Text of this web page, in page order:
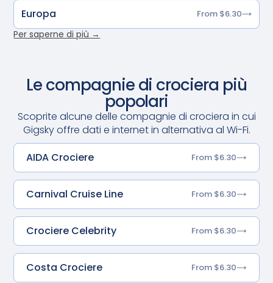
Europa From $6.30
Per saperne di più →
Le compagnie di crociera più
popolari
Scoprite alcune delle compagnie di crociera in cui
Gigsky offre dati e internet in alternativa al Wi-Fi.
AIDA Crociere
From $6.30
Carnival Cruise Line From $6.30
Crociere Celebrity From $6.30
Costa Crociere From $6.30